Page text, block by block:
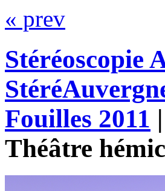
« prev
Stéréoscopie
Fouilles 2011 |
Théâtre